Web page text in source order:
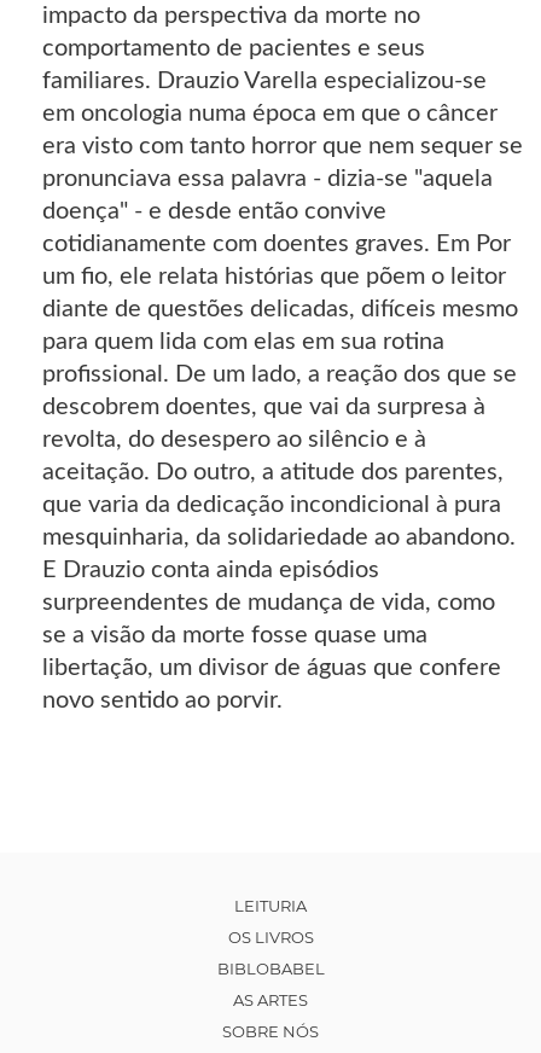
impacto da perspectiva da morte no
comportamento de pacientes e seus
familiares. Drauzio Varella especializou-se
em oncologia numa época em que o câncer
era visto com tanto horror que nem sequer se
pronunciava essa palavra - dizia-se "aquela
doença" - e desde então convive
cotidianamente com doentes graves. Em Por
um fio, ele relata histórias que põem o leitor
diante de questões delicadas, difíceis mesmo
para quem lida com elas em sua rotina
profissional. De um lado, a reação dos que se
descobrem doentes, que vai da surpresa à
revolta, do desespero ao silêncio e à
aceitação. Do outro, a atitude dos parentes,
que varia da dedicação incondicional à pura
mesquinharia, da solidariedade ao abandono.
E Drauzio conta ainda episódios
surpreendentes de mudança de vida, como
se a visão da morte fosse quase uma
libertação, um divisor de águas que confere
novo sentido ao porvir.
LEITURIA
OS LIVROS
BIBLOBABEL
AS ARTES
SOBRE NÓS